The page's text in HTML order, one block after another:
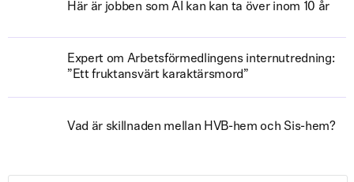
Här är jobben som AI kan kan ta över inom 10 år
Expert om Arbetsförmedlingens internutredning:
”Ett fruktansvärt karaktärsmord”
Vad är skillnaden mellan HVB-hem och Sis-hem?